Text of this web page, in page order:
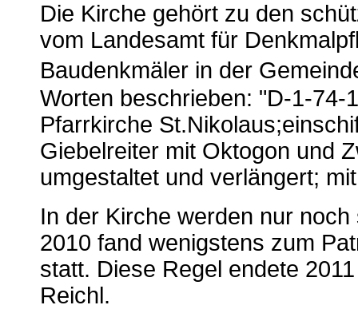
Die Kirche gehört zu den
vom Landesamt für
Baudenkmäler in der
Worten beschrieben: "D-1-74-
Pfarrkirche
Giebelreiter mit Oktogon und
umgestaltet und verlängert;
In der Kirche werden nur
2010 fand wenigstens zum
statt. Diese Regel endete
Reichl.